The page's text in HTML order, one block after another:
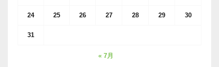
24 25 26 27 28 29 30
31
« 7月